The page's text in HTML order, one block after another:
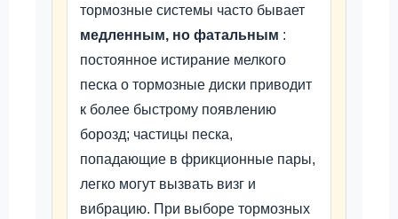
тормозные системы часто бывает
медленным, но фатальным :
постоянное истирание мелкого
песка о тормозные диски приводит
к более быстрому появлению
борозд; частицы песка,
попадающие в фрикционные пары,
легко могут вызвать визг и
вибрацию. При выборе тормозных